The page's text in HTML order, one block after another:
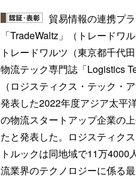
貿易情報の連携プ
「TradeWaltz」（トレードワ
トレードワルツ（東京都千代
物流テック専門誌「Logistics
（ロジスティクス・テック・
発表した2022年度アジア太平
の物流スタートアップ企業の
たと発表した。ロジスティク
トルックは同地域で11万4000
流業界のテクノロジーに係る